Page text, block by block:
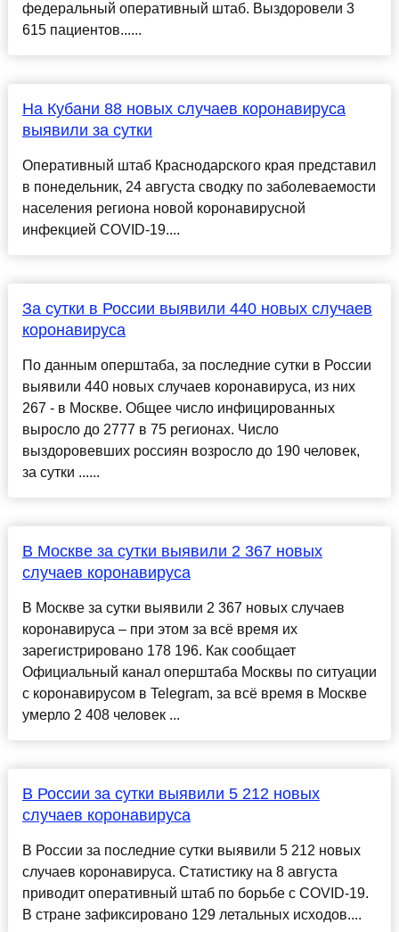
федеральный оперативный штаб. Выздоровели 3
615 пациентов......
На Кубани 88 новых случаев коронавируса
выявили за сутки
Оперативный штаб Краснодарского края представил
в понедельник, 24 августа сводку по заболеваемости
населения региона новой коронавирусной
инфекцией COVID-19....
За сутки в России выявили 440 новых случаев
коронавируса
По данным оперштаба, за последние сутки в России
выявили 440 новых случаев коронавируса, из них
267 - в Москве. Общее число инфицированных
выросло до 2777 в 75 регионах. Число
выздоровевших россиян возросло до 190 человек,
за сутки ......
В Москве за сутки выявили 2 367 новых
случаев коронавируса
В Москве за сутки выявили 2 367 новых случаев
коронавируса – при этом за всё время их
зарегистрировано 178 196. Как сообщает
Официальный канал оперштаба Москвы по ситуации
с коронавирусом в Telegram, за всё время в Москве
умерло 2 408 человек ...
В России за сутки выявили 5 212 новых
случаев коронавируса
В России за последние сутки выявили 5 212 новых
случаев коронавируса. Статистику на 8 августа
приводит оперативный штаб по борьбе с COVID-19.
В стране зафиксировано 129 летальных исходов....